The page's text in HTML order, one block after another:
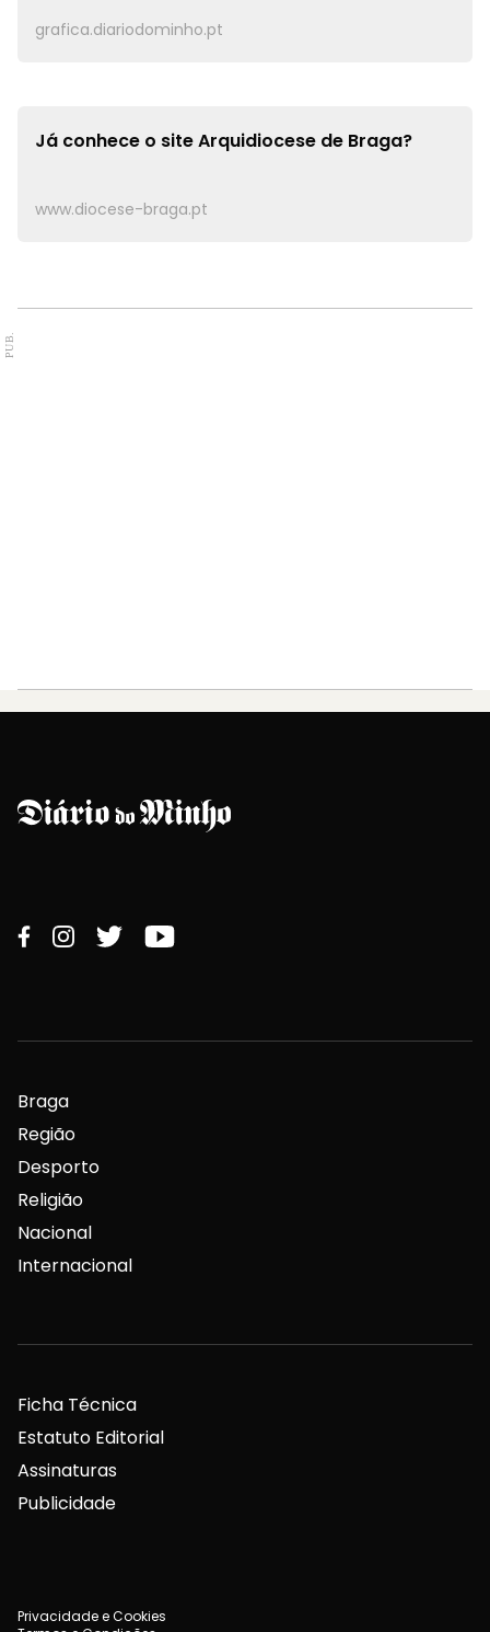
grafica.diariodominho.pt
Já conhece o siteArquidiocese de Braga?
www.diocese-braga.pt
PUB.
Braga
Região
Desporto
Religião
Nacional
Internacional
Ficha Técnica
Estatuto Editorial
Assinaturas
Publicidade
Privacidade e Cookies